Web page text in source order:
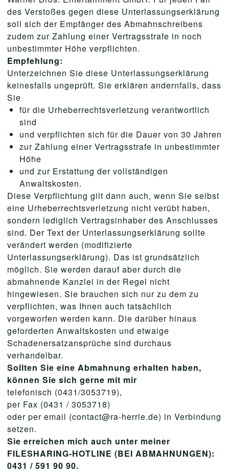
des Verstoßes gegen diese Unterlassungserklärung
soll sich der Empfänger des Abmahnschreibens
zudem zur Zahlung einer Vertragsstrafe in noch
unbestimmter Höhe verpflichten.
Empfehlung:
Unterzeichnen Sie diese Unterlassungserklärung
keinesfalls ungeprüft. Sie erklären andernfalls, dass
Sie
für die Urheberrechtsverletzung verantwortlich
sind
und verpflichten sich für die Dauer von 30 Jahren
zur Zahlung einer Vertragsstrafe in unbestimmter
Höhe
und zur Erstattung der vollständigen
Anwaltskosten.
Diese Verpflichtung gilt dann auch, wenn Sie selbst
eine Urheberrechtsverletzung nicht verübt haben,
sondern lediglich Vertragsinhaber des Anschlusses
sind. Der Text der Unterlassungserklärung sollte
verändert werden (modifizierte
Unterlassungserklärung). Das ist grundsätzlich
möglich. Sie werden darauf aber durch die
abmahnende Kanzlei in der Regel nicht
hingewiesen. Sie brauchen sich nur zu dem zu
verpflichten, was Ihnen auch tatsächlich
vorgeworfen werden kann. Die darüber hinaus
geforderten Anwaltskosten und etwaige
Schadenersatzansprüche sind durchaus
verhandelbar.
Sollten Sie eine Abmahnung erhalten haben,
können Sie sich gerne mit mir
telefonisch (0431/3053719),
per Fax (0431 / 3053718)
oder per email (contact@ra-herrle.de) in Verbindung
setzen.
Sie erreichen mich auch unter meiner
FILESHARING-HOTLINE (BEI ABMAHNUNGEN):
0431 / 591 90 90.